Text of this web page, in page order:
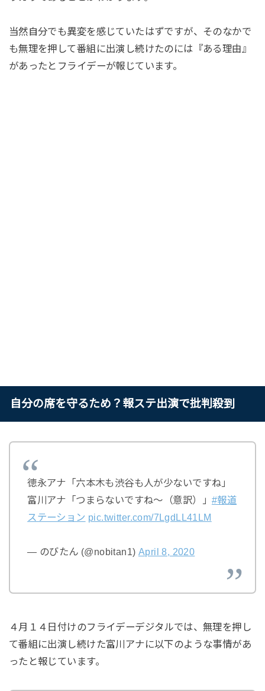
当然自分でも異変を感じていたはずですが、そのなかで
も無理を押して番組に出演し続けたのには『ある理由』
があったとフライデーが報じています。
自分の席を守るため？報ステ出演で批判殺到
徳永アナ「六本木も渋谷も人が少ないですね」
富川アナ「つまらないですね～（意訳）」 #報道
ステーション pic.twitter.com/7LgdLL41LM
— のびたん (@nobitan1) April 8, 2020
４月１４日付けのフライデーデジタルでは、無理を押し
て番組に出演し続けた富川アナに以下のような事情があ
ったと報じています。